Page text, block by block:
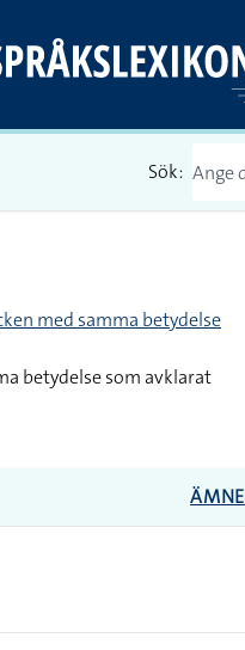
Sök:
med samma betydelse
betydelse som avklarat
ÄMNE